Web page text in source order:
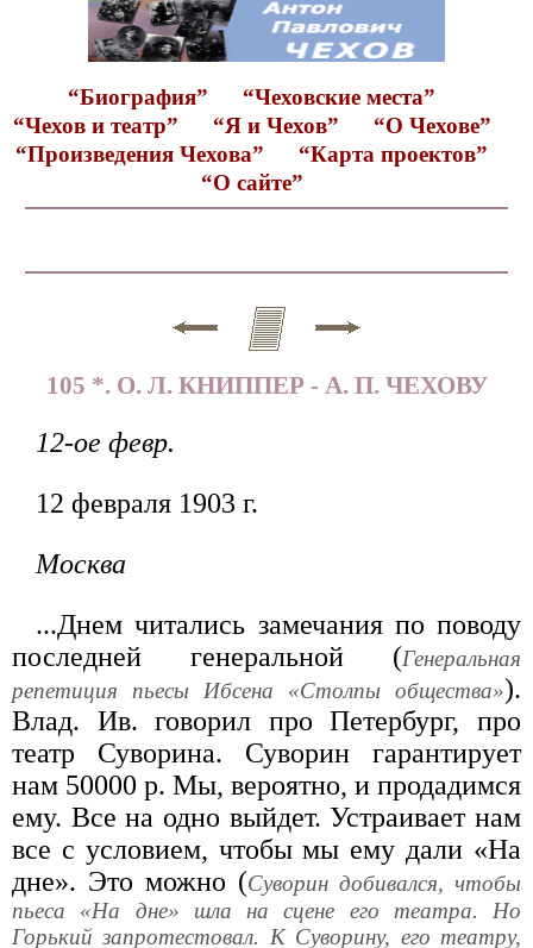
“Биография”
“Чеховские места”
“Чехов и театр”
“Я и Чехов”
“О Чехове”
“Произведения Чехова”
“Карта проектов”
“О сайте”
105 *. О. Л. КНИППЕР - А. П. ЧЕХОВУ
12-ое февр.
12 февраля 1903 г.
Москва
...Днем читались замечания по поводу
последней генеральной (Генеральная
репетиция пьесы Ибсена «Столпы общества»).
Влад. Ив. говорил про Петербург, про
театр Суворина. Суворин гарантирует
нам 50000 р. Мы, вероятно, и продадимся
ему. Все на одно выйдет. Устраивает нам
все с условием, чтобы мы ему дали «На
дне». Это можно (Суворин добивался, чтобы
пьеса «На дне» шла на сцене его театра. Но
Горький запротестовал. К Суворину, его театру,